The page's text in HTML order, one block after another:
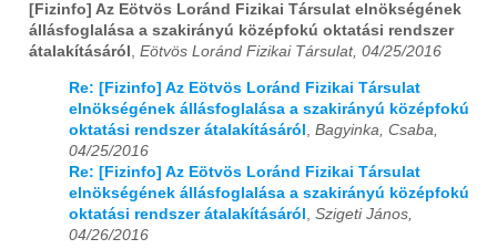
[Fizinfo] Az Eötvös Loránd Fizikai Társulat elnökségének
állásfoglalása a szakirányú középfokú oktatási rendszer
átalakításáról , Eötvös Loránd Fizikai Társulat, 04/25/2016
Re: [Fizinfo] Az Eötvös Loránd Fizikai Társulat
elnökségének állásfoglalása a szakirányú középfokú
oktatási rendszer átalakításáról Bagyinka, Csaba,
04/25/2016
Re: [Fizinfo] Az Eötvös Loránd Fizikai Társulat
elnökségének állásfoglalása a szakirányú középfokú
oktatási rendszer átalakításáról Szigeti János,
04/26/2016